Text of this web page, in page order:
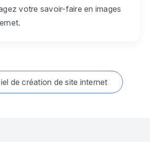
votre savoir-faire en images
de création de site internet